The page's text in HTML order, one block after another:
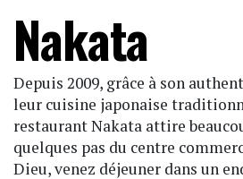
Nakata
Depuis 2009, grâce à son
leur cuisine japonaise
restaurant Nakata attire
quelques pas du centre
Dieu, venez déjeuner dans un